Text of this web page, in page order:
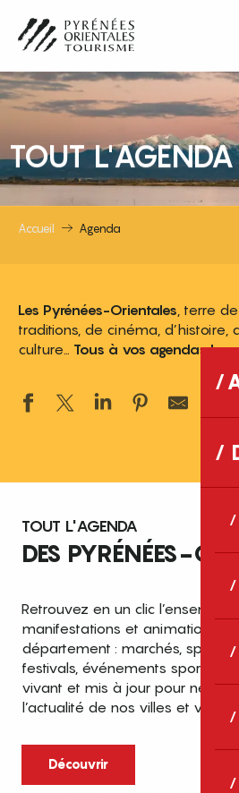
contenu
principal
TOUT L'AGENDA
Accueil Agenda
Les Pyrénées-Orientales , terre
traditions, de cinéma,
culture… Tous à vos agendas !
TOUT L'AGENDA
DES PYRÉNÉES-
Retrouvez en un clic l’ensemble
manifestations et animations
département : marchés,
festivals, événements sportifs et
vivant et mis à jour pour ne
l’actualité de nos villes et villages.
Découvrir